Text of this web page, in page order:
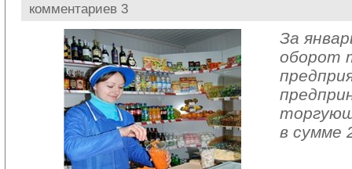
комментариев 3
За
оборот
в сумме